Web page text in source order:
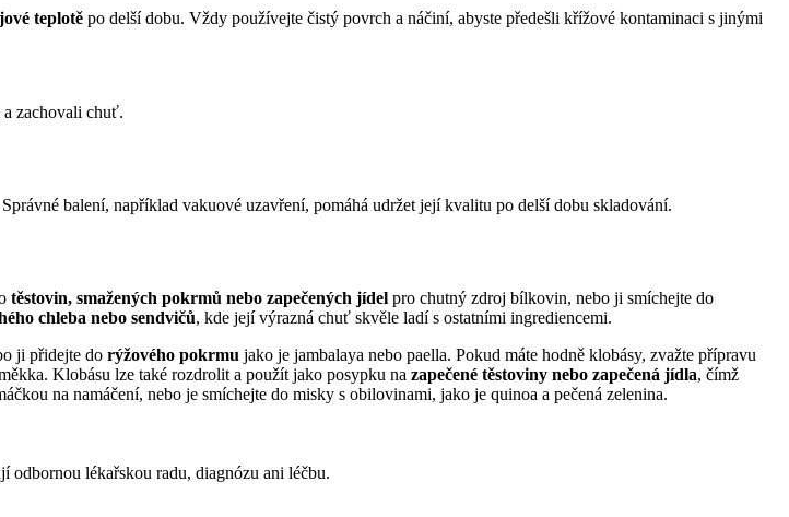
teplotě po delší dobu. Vždy používejte čistý povrch a náčiní, abyste předešli křížové kontaminaci s jinými
a zachovali chuť.
Správné balení, například vakuové uzavření, pomáhá udržet její kvalitu po delší dobu skladování.
těstovin, smažených pokrmů nebo zapečených jídel pro chutný zdroj bílkovin, nebo ji smíchejte do
chleba nebo sendvičů, kde její výrazná chuť skvěle ladí s ostatními ingrediencemi.
ji přidejte do rýžového pokrmu jako je jambalaya nebo paella. Pokud máte hodně klobásy, zvažte přípravu
Klobásu lze také rozdrolit a použít jako posypku na zapečené těstoviny nebo zapečená jídla, čímž
na namáčení, nebo je smíchejte do misky s obilovinami, jako je quinoa a pečená zelenina.
odbornou lékařskou radu, diagnózu ani léčbu.